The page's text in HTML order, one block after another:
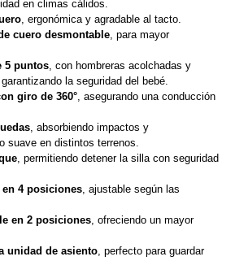
en climas cálidos.
, ergonómica y agradable al tacto.
cuero desmontable , para mayor
5 puntos , con hombreras acolchadas y
la seguridad del bebé.
giro de 360° , asegurando una conducción
, absorbiendo impactos y
suave en distintos terrenos.
, permitiendo detener la silla con seguridad
4 posiciones , ajustable según las
en 2 posiciones , ofreciendo un mayor
unidad de asiento , perfecto para guardar